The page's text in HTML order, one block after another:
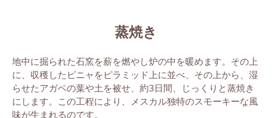
蒸焼き
地中に掘られた⽯窯を薪を燃やし炉の中を暖めます。その上
に、 収穫したピニャをピラミッド上に並べ、その上から、湿
らせたアガベの葉や⼟を被せ、 約3⽇間、じっくりと蒸焼き
にします。この工程により、メスカル独特のスモーキーな⾵
味が生まれるのです。